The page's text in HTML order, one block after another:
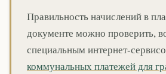
Правильность начислений в
документе можно проверить,
специальным интернет-
коммунальных платежей для